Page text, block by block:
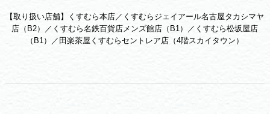
【取り扱い店舗】くすむら本店／くすむらジェイアール名古屋タカシマヤ
店（B2）／くすむら名鉄百貨店メンズ館店（B1）／くすむら松坂屋店
（B1）／田楽茶屋くすむらセントレア店（4階スカイタウン）